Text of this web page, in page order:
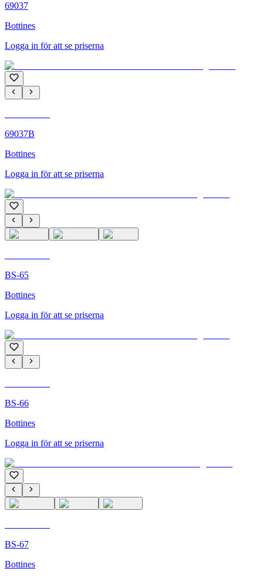
69037
Bottines
Logga in för att se priserna
69037B
Bottines
Logga in för att se priserna
BS-65
Bottines
Logga in för att se priserna
BS-66
Bottines
Logga in för att se priserna
BS-67
Bottines